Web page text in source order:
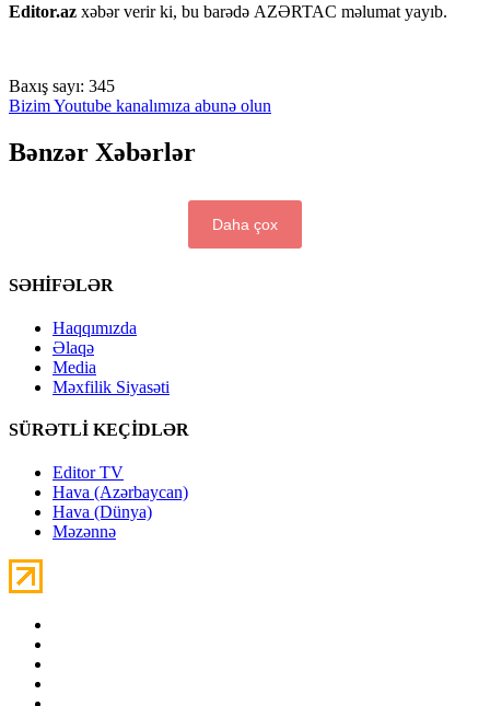
Editor.az xəbər verir ki, bu barədə AZƏRTAC məlumat yayıb.
Baxış sayı: 345
Bizim Youtube kanalımıza abunə olun
Bənzər Xəbərlər
Daha çox
SƏHİFƏLƏR
Haqqımızda
Əlaqə
Media
Məxfilik Siyasəti
SÜRƏTLİ KEÇİDLƏR
Editor TV
Hava (Azərbaycan)
Hava (Dünya)
Məzənnə